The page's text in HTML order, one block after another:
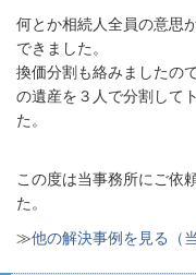
何とか相続人全員の意思
できました。
換価分割も絡みましたの
の遺産を３人で分割して
た。
この度は当事務所にご依
た。
≫他の解決事例を見る（